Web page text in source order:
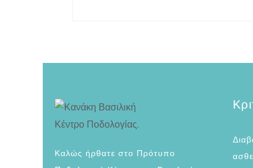
Καλώς ήρθατε στο Πρότυπο